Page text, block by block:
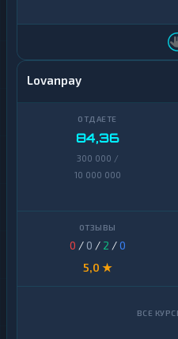
Lovanpay
84,36
300 000 /
10 000 000
0 / 0 / 2 /0
5,0 ★